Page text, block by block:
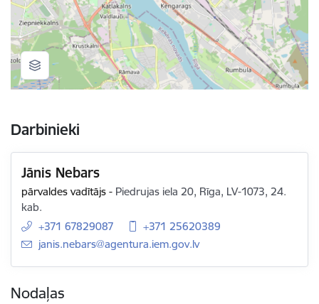
Darbinieki
Jānis Nebars
pārvaldes vadītājs - Piedrujas iela 20, Rīga, LV-1073, 24.
kab.
+371 67829087
+371 25620389
E-pasts:
janis.nebars@agentura.iem.gov.lv
Nodaļas